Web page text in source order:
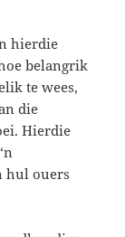
hierdie
belangrik
te wees,
die
Hierdie
hul ouers